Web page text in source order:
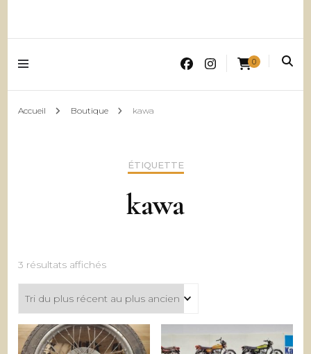
0
Accueil Boutique kawa
ÉTIQUETTE
kawa
3 résultats affichésTrié
plus
récent
au
plus